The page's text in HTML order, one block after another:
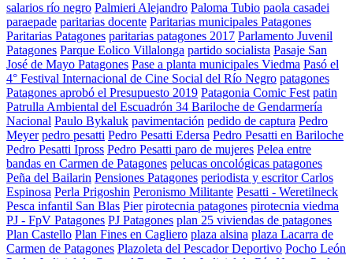
salarios río negro Palmieri Alejandro Paloma Tubio paola casadei
paraepade paritarias docente Paritarias municipales Patagones
Paritarias Patagones paritarias patagones 2017 Parlamento Juvenil
Patagones Parque Eolico Villalonga partido socialista Pasaje San
José de Mayo Patagones Pase a planta municipales Viedma Pasó el
4° Festival Internacional de Cine Social del Río Negro patagones
Patagones aprobó el Presupuesto 2019 Patagonia Comic Fest patin
Patrulla Ambiental del Escuadrón 34 Bariloche de Gendarmería
Nacional Paulo Bykaluk pavimentación pedido de captura Pedro
Meyer pedro pesatti Pedro Pesatti Edersa Pedro Pesatti en Bariloche
Pedro Pesatti Ipross Pedro Pesatti paro de mujeres Pelea entre
bandas en Carmen de Patagones pelucas oncológicas patagones
Peña del Bailarin Pensiones Patagones periodista y escritor Carlos
Espinosa Perla Prigoshin Peronismo Militante Pesatti - Weretilneck
Pesca infantil San Blas Pier pirotecnia patagones pirotecnia viedma
PJ - FpV Patagones PJ Patagones plan 25 viviendas de patagones
Plan Castello Plan Fines en Cagliero plaza alsina plaza Lacarra de
Carmen de Patagones Plazoleta del Pescador Deportivo Pocho León